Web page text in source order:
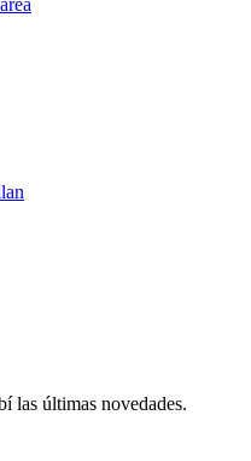
las últimas novedades.